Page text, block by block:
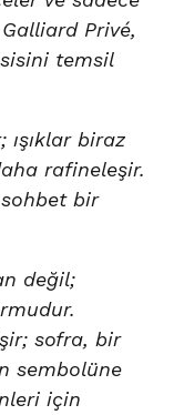
Privé,
temsil
biraz
rafineleşir.
bir
değil;
sofra, bir
sembolüne
için